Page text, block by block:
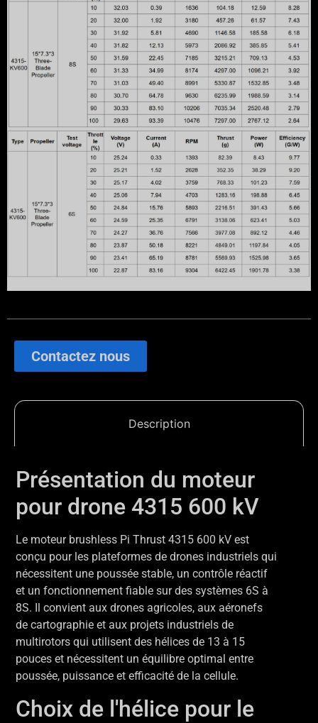
Contactez nous
Description
Présentation du moteur
pour drone 4315 600 kV
Le moteur brushless Pi Thrust 4315 600 kV est
conçu pour les plateformes de drones industriels qui
nécessitent une poussée stable, un contrôle réactif
et un fonctionnement fiable sur des systèmes 6S à
8S. Il convient aux drones agricoles, aux aéronefs
de cartographie et aux projets industriels de
multirotors qui utilisent des hélices de 13 à 15
pouces et nécessitent un équilibre optimal entre
poussée, puissance et efficacité de la cellule.
Choix de l'hélice pour le